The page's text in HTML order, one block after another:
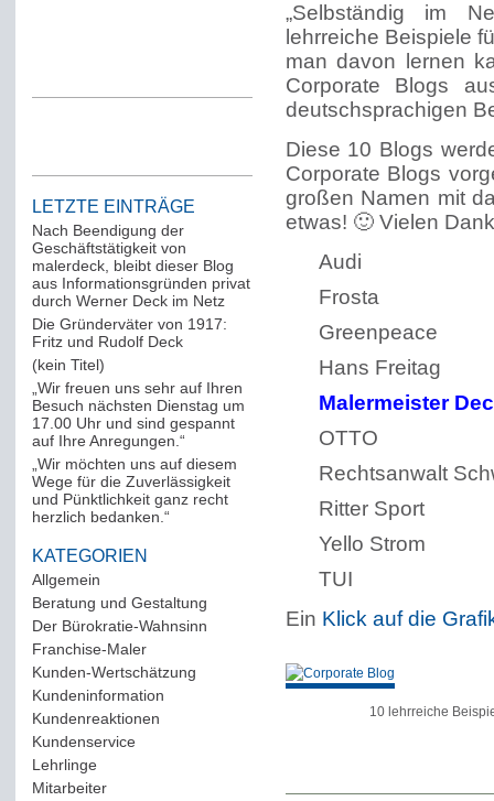
LETZTE EINTRÄGE
Nach Beendigung der
Geschäftstätigkeit von
malerdeck, bleibt dieser Blog
aus Informationsgründen privat
durch Werner Deck im Netz
Die Gründerväter von 1917:
Fritz und Rudolf Deck
(kein Titel)
„Wir freuen uns sehr auf Ihren
Besuch nächsten Dienstag um
17.00 Uhr und sind gespannt
auf Ihre Anregungen.“
„Wir möchten uns auf diesem
Wege für die Zuverlässigkeit
und Pünktlichkeit ganz recht
herzlich bedanken.“
KATEGORIEN
Allgemein
Beratung und Gestaltung
Der Bürokratie-Wahnsinn
Franchise-Maler(42)
Kunden-Wertschätzung
Kundeninformation
Kundenreaktionen
Kundenservice(178)
Lehrlinge(54)
Mitarbeiter(163)
„Selbständig im
lehrreiche Beispiele
man davon lernen
Corporate Blogs
deutschsprachigen
Diese 10 Blogs
Corporate Blogs
großen Namen mit
etwas! 🙂 Vielen
Audi
Frosta
Greenpeace
Hans Freitag
Malermeister
OTTO
Rechtsanwalt
Ritter Sport
Yello Strom
TUI
Ein Klick auf die
10 lehrreiche